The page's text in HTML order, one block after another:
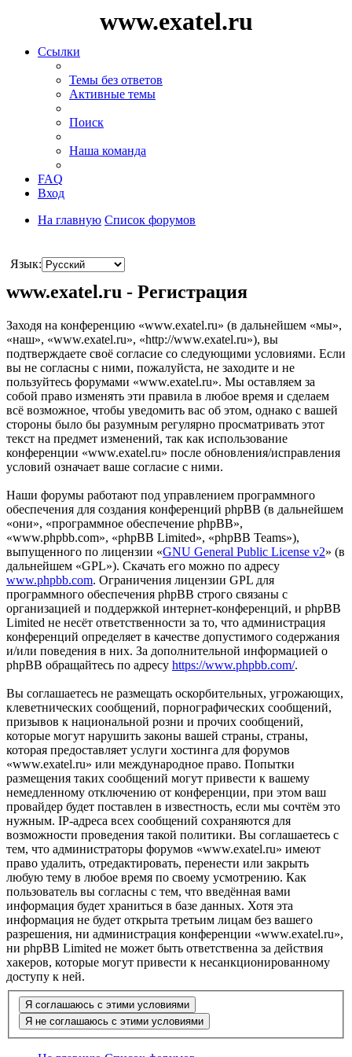
www.exatel.ru
Ссылки
Темы без ответов
Активные темы
Поиск
Наша команда
FAQ
Вход
На главную Список форумов
Язык:
www.exatel.ru - Регистрация
Заходя на конференцию «www.exatel.ru» (в дальнейшем «мы»,
«наш», «www.exatel.ru», «http://www.exatel.ru»), вы
подтверждаете своё согласие со следующими условиями. Если
вы не согласны с ними, пожалуйста, не заходите и не
пользуйтесь форумами «www.exatel.ru». Мы оставляем за
собой право изменять эти правила в любое время и сделаем
всё возможное, чтобы уведомить вас об этом, однако с вашей
стороны было бы разумным регулярно просматривать этот
текст на предмет изменений, так как использование
конференции «www.exatel.ru» после обновления/исправления
условий означает ваше согласие с ними.
Наши форумы работают под управлением программного
обеспечения для создания конференций phpBB (в дальнейшем
«они», «программное обеспечение phpBB»,
«www.phpbb.com», «phpBB Limited», «phpBB Teams»),
выпущенного по лицензии «GNU General Public License v2» (в
дальнейшем «GPL»). Скачать его можно по адресу
www.phpbb.com. Ограничения лицензии GPL для
программного обеспечения phpBB строго связаны с
организацией и поддержкой интернет-конференций, и phpBB
Limited не несёт ответственности за то, что администрация
конференций определяет в качестве допустимого содержания
и/или поведения в них. За дополнительной информацией о
phpBB обращайтесь по адресу https://www.phpbb.com/.
Вы соглашаетесь не размещать оскорбительных, угрожающих,
клеветнических сообщений, порнографических сообщений,
призывов к национальной розни и прочих сообщений,
которые могут нарушить законы вашей страны, страны,
которая предоставляет услуги хостинга для форумов
«www.exatel.ru» или международное право. Попытки
размещения таких сообщений могут привести к вашему
немедленному отключению от конференции, при этом ваш
провайдер будет поставлен в известность, если мы сочтём это
нужным. IP-адреса всех сообщений сохраняются для
возможности проведения такой политики. Вы соглашаетесь с
тем, что администраторы форумов «www.exatel.ru» имеют
право удалить, отредактировать, перенести или закрыть
любую тему в любое время по своему усмотрению. Как
пользователь вы согласны с тем, что введённая вами
информация будет храниться в базе данных. Хотя эта
информация не будет открыта третьим лицам без вашего
разрешения, ни администрация конференции «www.exatel.ru»,
ни phpBB Limited не может быть ответственна за действия
хакеров, которые могут привести к несанкционированному
доступу к ней.